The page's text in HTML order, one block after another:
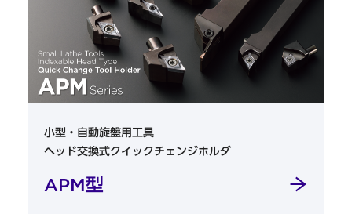
小型・自動旋盤用工具
ヘッド交換式クイックチェンジホルダ
APM型